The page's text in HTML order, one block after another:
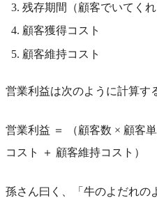
残存期間（顧客でいてくれ
顧客獲得コスト
顧客維持コスト
営業利益は次のように計算す
営業利益 ＝ （顧客数 × 顧客
コスト ＋ 顧客維持コスト）
孫さん曰く、「牛のよだれの